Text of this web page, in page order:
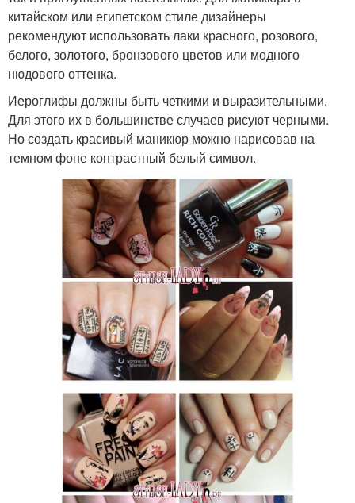
китайском или египетском стиле дизайнеры
рекомендуют использовать лаки красного, розового,
белого, золотого, бронзового цветов или модного
нюдового оттенка.
Иероглифы должны быть четкими и выразительными.
Для этого их в большинстве случаев рисуют черными.
Но создать красивый маникюр можно нарисовав на
темном фоне контрастный белый символ.